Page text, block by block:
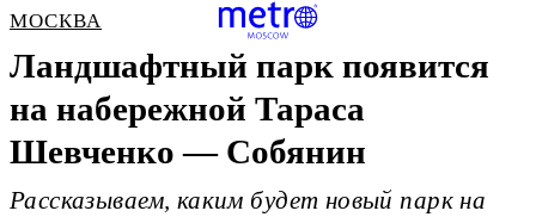
МОСКВА
Ландшафтный парк появится
на набережной Тараса
Шевченко — Собянин
Рассказываем, каким будет новый парк на